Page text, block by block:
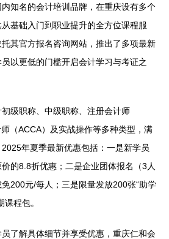
知名的会计培训品牌，在重庆设有多个
基础入门到职业提升的全方位课程服
其官方报名咨询网站，推出了多项最新
以更低的门槛开启会计学习与考证之
级职称、中级职称、注册会计师
师（ACCA）及实战操作等多种类型，满
年夏季最新优惠包括：一是新学员
的8.8折优惠；二是企业团体报名（3人
200元/每人；三是限量发放200张“助学
程包。
了解具体细节并享受优惠，重庆仁和会